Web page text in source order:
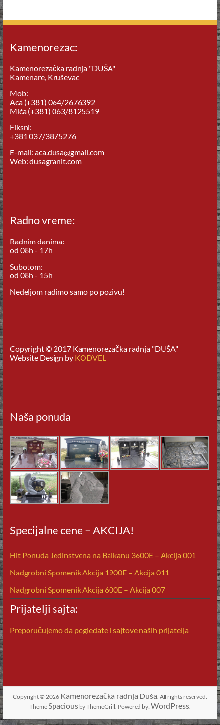
Kamenorezac:
Kamenorezačka radnja "DUŠA"
Kamenare, Kruševac
Mob:
Aca (+381) 064/2676392
Mića (+381) 063/8125519
Fiksni:
+381 037/3875276
E-mail: aca.dusa@gmail.com
Web: dusagranit.com
Radno vreme:
Radnim danima:
od 08h - 17h
Subotom:
od 08h - 15h
Nedeljom radimo samo po pozivu!
Copyright © 2017 Kamenorezačka radnja "DUŠA"
Website Design by KODVEL
Naša ponuda
Specijalne cene – AKCIJA!
Hit Ponuda Jedinstvena na Balkanu 3600E – Akcija 001
Nadgrobni Spomenik Akcija 1900E – Akcija 011
Nadgrobni Spomenik Akcija 600E – Akcija 007
Prijatelji sajta:
Preporučujemo da pogledate i sajtove naših prijatelja
Copyright © 2026 Kamenorezačka radnja Duša. All rights reserved.
ThemeSpaciousby ThemeGrill. Powered by: WordPress.